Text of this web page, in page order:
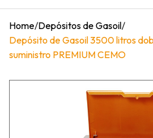
Home/Depósitos de Gasoil/
Depósito de Gasoil 3500 litros
suministro PREMIUM CEMO